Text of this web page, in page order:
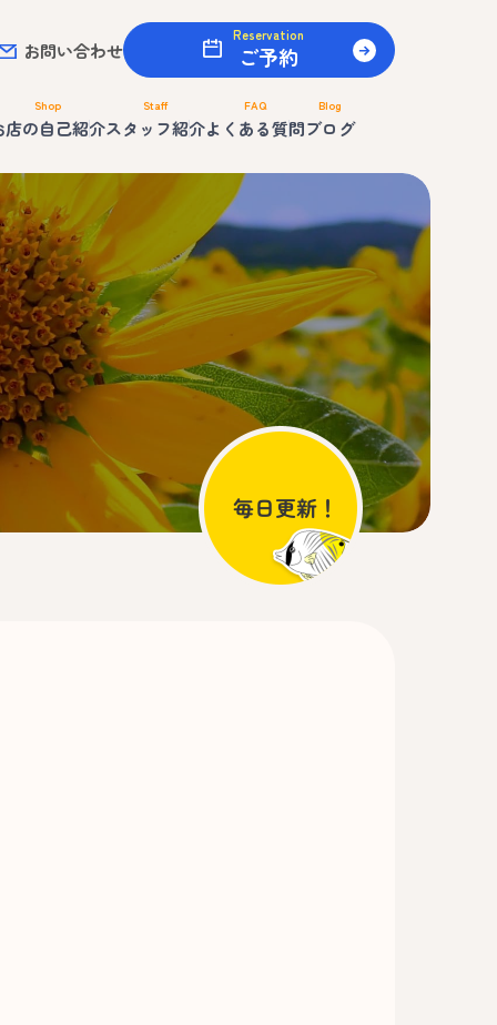
お問い合わせ
Reservation
ご予約
Shop
店の自己紹介
Staff
スタッフ紹介
FAQ
よくある質問
Blog
ブログ